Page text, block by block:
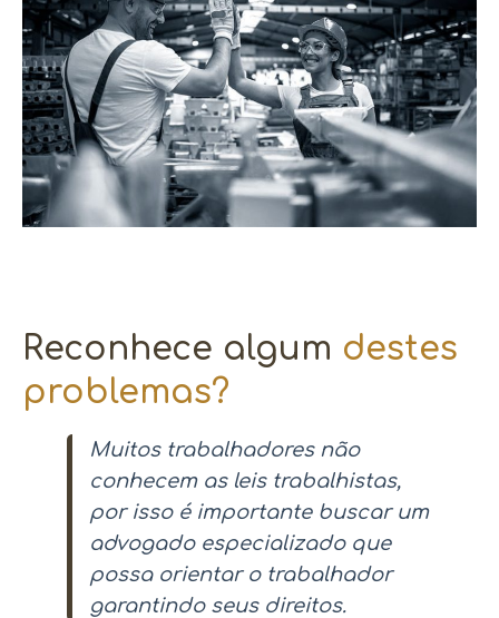
Reconhece algum destes
problemas?
Muitos trabalhadores não
conhecem as leis trabalhistas,
por isso é importante buscar um
advogado especializado que
possa orientar o trabalhador
garantindo seus direitos.